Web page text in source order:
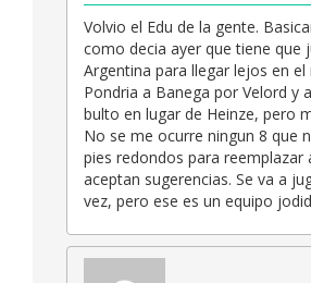
Volvio el Edu de la gente.
como decia ayer que tiene que
Argentina para llegar lejos en el
Pondria a Banega por Velord y
bulto en lugar de Heinze, pero
No se me ocurre ningun 8 que
pies redondos para reemplazar
aceptan sugerencias. Se va a
vez, pero ese es un equipo